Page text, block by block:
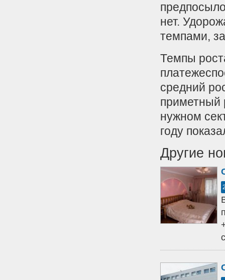
нет.
темпами,
Темпы
средний
приметный
нужном
году
Другие